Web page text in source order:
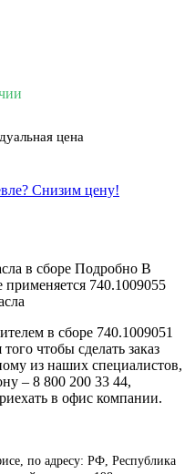
цена
Снизим цену!
в сборе Подробно В
740.1009055
в сборе 740.1009051
чтобы сделать заказ
из наших специалистов,
– 8 800 200 33 44,
в офис компании.
по адресу: РФ, Республика